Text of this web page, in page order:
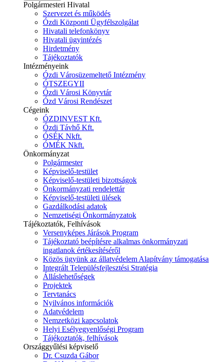
Polgármesteri Hivatal
Szervezet és működés
Ózdi Központi Ügyfélszolgálat
Hivatali telefonkönyv
Hivatali ügyintézés
Hirdetmény
Tájékoztatók
Intézményeink
Ózdi Városüzemeltető Intézmény
ÓTSZEGYII
Ózdi Városi Könyvtár
Ózd Városi Rendészet
Cégeink
ÓZDINVEST Kft.
Ózdi Távhő Kft.
ÓSÉK Nkft.
ÓMÉK Nkft.
Önkormányzat
Polgármester
Képviselő-testület
Képviselő-testületi bizottságok
Önkormányzati rendelettár
Képviselő-testületi ülések
Gazdálkodási adatok
Nemzetiségi Önkormányzatok
Tájékoztatók, Felhívások
Versenyképes Járások Program
Tájékoztató beépítésre alkalmas önkormányzati
ingatlanok értékesítéséről
Közös ügyünk az állatvédelem Alapítvány támogatása
Integrált Településfejlesztési Stratégia
Álláslehetőségek
Projektek
Tervtanács
Nyilvános információk
Adatvédelem
Nemzetközi kapcsolatok
Helyi Esélyegyenlőségi Program
Tájékoztatók, felhívások
Országgyűlési képviselő
Dr. Csuzda Gábor